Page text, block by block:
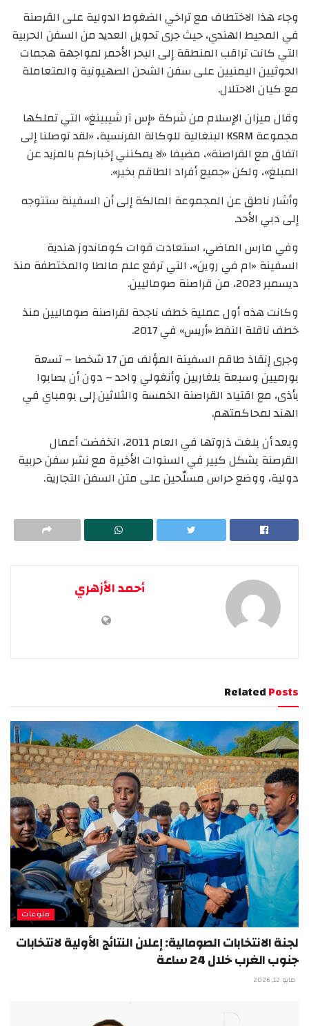
وجاء هذا الاختطاف مع تراخي الضغوط الدولية على القرصنة
في المحيط الهندي، حيث جرى تحويل العديد من السفن الحربية
التي كانت تراقب المنطقة إلى البحر الأحمر لمواجهة هجمات
الحوثيين اليمنيين على سفن الشحن الصهيونية والمتعاملة
مع كيان الاحتلال.
وقال ميزان الإسلام من شركة «إس آر شيبينغ» التي تملكها
مجموعة KSRM البنغالية للوكالة الفرنسية، «لقد توصلنا إلى
اتفاق مع القراصنة»، مضيفا «لا يمكنني إخباركم بالمزيد عن
المبلغ»، ولكن «جميع أفراد الطاقم بخير».
وأشار ناطق عن المجموعة المالكة إلى أن السفينة ستتوجه
إلى دبي الأحد.
وفي مارس الماضي، استعادت قوات كوماندوز هندية
السفينة «ام في روين»، التي ترفع علم مالطا والمختطفة منذ
ديسمبر 2023، من قراصنة صوماليين.
وكانت هذه أول عملية خطف ناجحة لقراصنة صوماليين منذ
خطف ناقلة النفط «أريس» في 2017.
وجرى إنقاذ طاقم السفينة المؤلف من 17 شخصا – تسعة
بورميين وسبعة بلغاريين وأنغولي واحد – دون أن يصابوا
بأذى، مع اقتياد القراصنة الخمسة والثلاثين إلى بومباي في
الهند لمحاكمتهم.
وبعد أن بلغت ذروتها في العام 2011، انخفضت أعمال
القرصنة بشكل كبير في السنوات الأخيرة مع نشر سفن حربية
دولية، ووضع حراس مسلّحين على متن السفن التجارية.
أحمد الأزهري
RelatedPosts
منوعات
لجنة الانتخابات الصومالية: إعلان النتائج الأولية لانتخابات
جنوب الغرب خلال 24 ساعة
مايو 12, 2026